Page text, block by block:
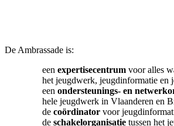
De Ambrassade is:
een expertisecentrum voor alles
het jeugdwerk, jeugdinformatie en
een ondersteunings- en
hele jeugdwerk in Vlaanderen en
de coördinator voor
de schakelorganisatie tussen het